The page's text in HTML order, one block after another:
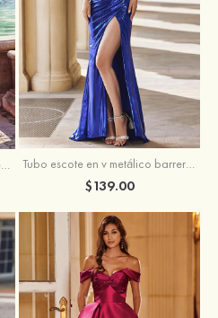
Tubo cuello de corazón lentejuelas barrer tren vestido de graduación Tubo escote en v metálico barrer tren vestido de graduación
$139.00